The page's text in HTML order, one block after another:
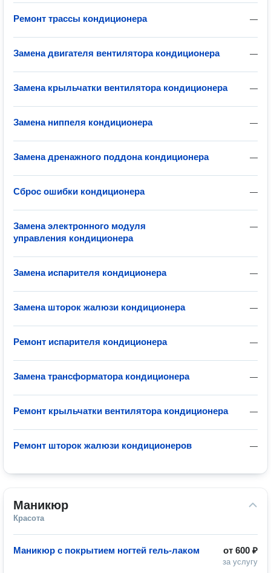
—
Ремонт трассы кондиционера
—
Замена двигателя вентилятора кондиционера
—
Замена крыльчатки вентилятора кондиционера
—
Замена ниппеля кондиционера
—
Замена дренажного поддона кондиционера
—
Сброс ошибки кондиционера
—
Замена электронного модуля
управления кондиционера
—
Замена испарителя кондиционера
—
Замена шторок жалюзи кондиционера
—
Ремонт испарителя кондиционера
—
Замена трансформатора кондиционера
—
Ремонт крыльчатки вентилятора кондиционера
—
Ремонт шторок жалюзи кондиционеров
Маникюр
Красота
от 600 ₽
за услугу
Маникюр с покрытием ногтей гель-лаком